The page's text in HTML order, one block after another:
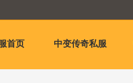
首页 中变传奇私服